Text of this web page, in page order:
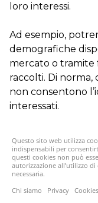
loro interessi.
Ad esempio,
demografiche
mercato o tramite
raccolti. Di
non consentono
interessati.
nostrolegittimo
lett. f del GDPR e
interesse di
aziendale e
Questo sito web utilizza
indispensabili per
questi cookies non può
autorizzazione all’utilizzo
necessaria.
Chi siamo
Privacy Cookies